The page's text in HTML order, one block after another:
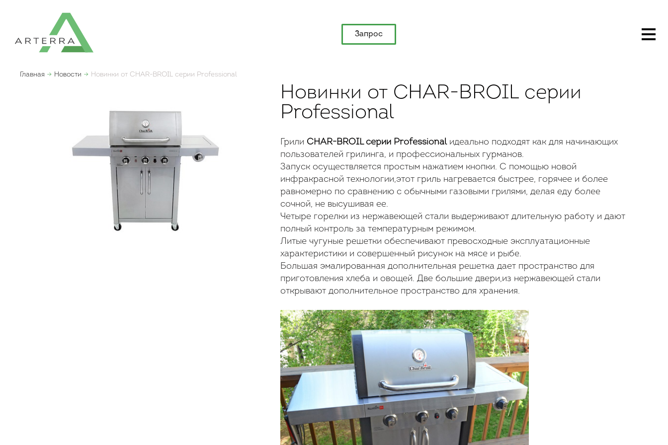
Запрос
Главная Новости Новинки от CHAR-BROIL серии Professional
Новинки от CHAR-BROIL серии
Professional
Грили CHAR-BROIL серии Professionalидеально подходят как для начинающих
пользователей грилинга, и профессиональных гурманов.
Запуск осуществляется простым нажатием кнопки. С помощью новой
инфракрасной технологии,этот гриль нагревается быстрее, горячее и более
равномерно по сравнению с обычными газовыми грилями, делая еду более
сочной, не высушивая ее.
Четыре горелки из нержавеющей стали выдерживают длительную работу и дают
полный контроль за температурным режимом.
Литые чугуные решетки обеспечивают превосходные эксплуатационные
характеристики и совершенный рисунок на мясе и рыбе.
Большая эмалированная дополнительная решетка дает пространство для
приготовления хлеба и овощей. Две большие двери,из нержавеющей стали
открывают дополнительное пространство для хранения.